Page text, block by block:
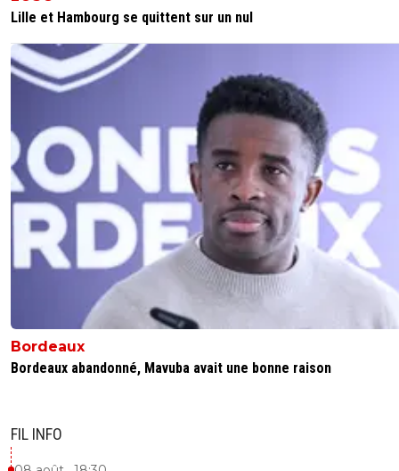
Lille et Hambourg se quittent sur un nul
Bordeaux
Bordeaux abandonné, Mavuba avait une bonne raison
FIL INFO